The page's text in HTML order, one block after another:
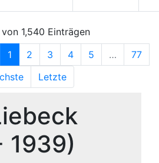
1,540 Einträgen
1 2 3 4 5 …
77
Letzte
1939)